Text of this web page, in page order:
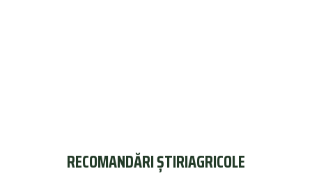
RECOMANDĂRI ȘTIRIAGRICOLE